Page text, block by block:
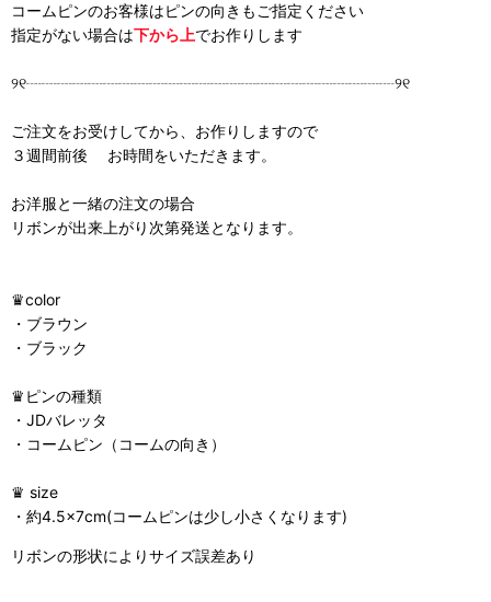
コームピンのお客様はピンの向きもご指定ください
指定がない場合は下から上でお作りします
୨୧┈┈┈┈┈┈┈┈┈┈┈┈┈┈┈┈┈┈┈┈┈┈┈┈୨୧
ご注文をお受けしてから、お作りしますので
３週間前後 お時間をいただきます。
お洋服と一緒の注文の場合
リボンが出来上がり次第発送となります。
♛︎color
・ブラウン
・ブラック
♛︎ピンの種類
・JDバレッタ
・コームピン（コームの向き）
♛︎ size
・約4.5×7cm(コームピンは少し小さくなります)
リボンの形状によりサイズ誤差あり